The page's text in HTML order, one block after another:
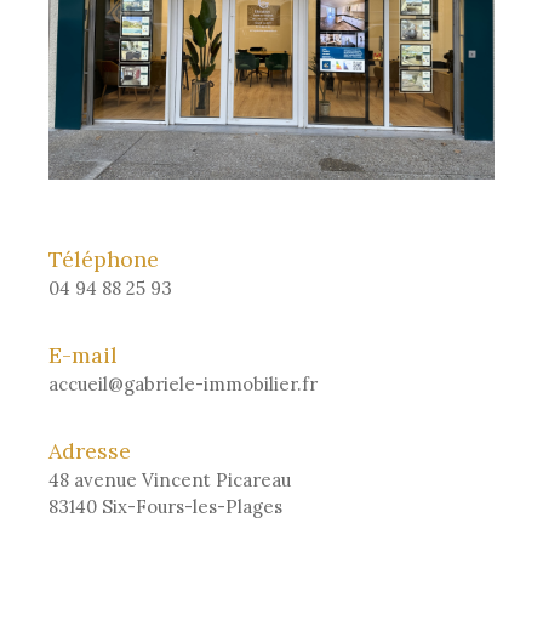
Téléphone
04 94 88 25 93
E-mail
accueil@gabriele-immobilier.fr
Adresse
48 avenue Vincent Picareau
83140 Six-Fours-les-Plages